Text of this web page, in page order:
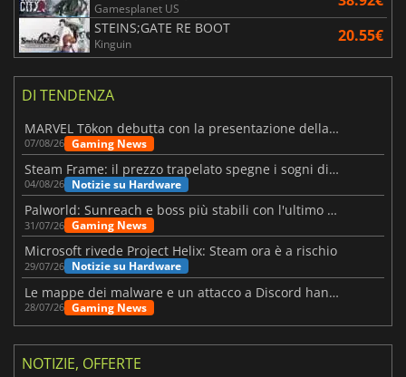
Gamesplanet US
STEINS;GATE RE BOOT
Kinguin 20.55€
DI TENDENZA
MARVEL Tōkon debutta con la presentazione della roadmap per il primo anno
07/08/26 Gaming News
Steam Frame: il prezzo trapelato spegne i sogni di un VR economico
04/08/26 Notizie su Hardware
Palworld: Sunreach e boss più stabili con l'ultimo update
31/07/26 Gaming News
Microsoft rivede Project Helix: Steam ora è a rischio
29/07/26 Notizie su Hardware
Le mappe dei malware e un attacco a Discord hanno colpito Meccha Chameleon
28/07/26 Gaming News
NOTIZIE, OFFERTE